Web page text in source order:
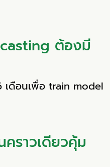
ต้องมี
ดือนเพื่อ train model
ราวเดียวคุ้ม